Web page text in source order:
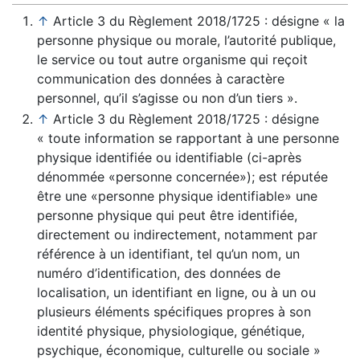
↑ Article 3 du Règlement 2018/1725 : désigne « la
personne physique ou morale, l’autorité publique,
le service ou tout autre organisme qui reçoit
communication des données à caractère
personnel, qu’il s’agisse ou non d’un tiers ».
↑ Article 3 du Règlement 2018/1725 : désigne
« toute information se rapportant à une personne
physique identifiée ou identifiable (ci-après
dénommée «personne concernée»); est réputée
être une «personne physique identifiable» une
personne physique qui peut être identifiée,
directement ou indirectement, notamment par
référence à un identifiant, tel qu’un nom, un
numéro d’identification, des données de
localisation, un identifiant en ligne, ou à un ou
plusieurs éléments spécifiques propres à son
identité physique, physiologique, génétique,
psychique, économique, culturelle ou sociale »